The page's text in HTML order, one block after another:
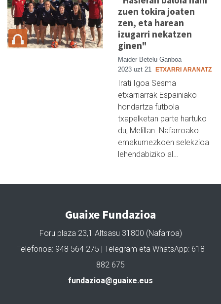
zuen tokira joaten
zen, eta harean
izugarri nekatzen
ginen"
Maider Betelu Ganboa
2023 uzt 21
ETXARRI ARANATZ
Irati Igoa Sesma
etxarriarrak Espainiako
hondartza futbola
txapelketan parte hartuko
du, Melillan. Nafarroako
emakumezkoen selekzioa
lehendabiziko al…
Guaixe Fundazioa
Foru plaza 23,1 Altsasu 31800 (Nafarroa)
Telefonoa: 948 564 275 | Telegram eta WhatsApp: 618
882 675
fundazioa@guaixe.eus